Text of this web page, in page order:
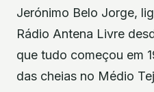
Jerónimo Belo Jorge,
Rádio Antena Livre
que tudo começou em
das cheias no Médio